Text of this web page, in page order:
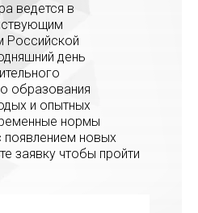
ведется в
Российской
день
образования
и опытных
нормы
новых
заявку чтобы пройти